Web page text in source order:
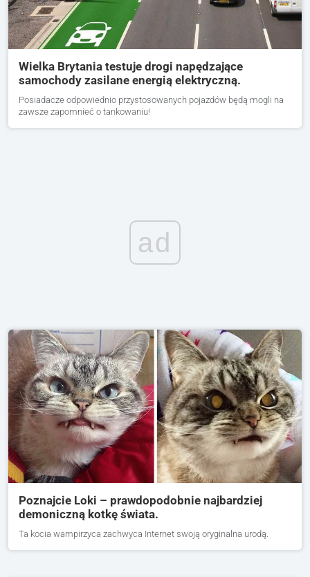
Wielka Brytania testuje drogi napędzające
samochody zasilane energią elektryczną.
Posiadacze odpowiednio przystosowanych pojazdów będą mogli na
zawsze zapomnieć o tankowaniu!
ad
Poznajcie Loki – prawdopodobnie najbardziej
demoniczną kotkę świata.
Ta kocia wampirzyca zachwyca Internet swoją oryginalna urodą.